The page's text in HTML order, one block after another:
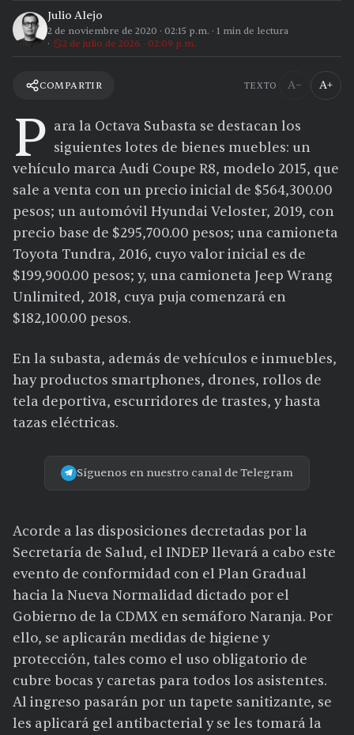
Julio Alejo
2 de noviembre de 2020 · 02:15 p.m. · 1 min de lectura
2 de julio de 2026 · 02:09 p.m.
COMPARTIR TEXTO A− A+
P ara la Octava Subasta se destacan los
siguientes lotes de bienes muebles: un
vehículo marca Audi Coupe R8, modelo 2015, que
sale a venta con un precio inicial de $564,300.00
pesos; un automóvil Hyundai Veloster, 2019, con
precio base de $295,700.00 pesos; una camioneta
Toyota Tundra, 2016, cuyo valor inicial es de
$199,900.00 pesos; y, una camioneta Jeep Wrang
Unlimited, 2018, cuya puja comenzará en
$182,100.00 pesos.
En la subasta, además de vehículos e inmuebles,
hay productos smartphones, drones, rollos de
tela deportiva, escurridores de trastes, y hasta
tazas eléctricas.
Síguenos en nuestro canal de Telegram
Acorde a las disposiciones decretadas por la
Secretaría de Salud, el INDEP llevará a cabo este
evento de conformidad con el Plan Gradual
hacia la Nueva Normalidad dictado por el
Gobierno de la CDMX en semáforo Naranja. Por
ello, se aplicarán medidas de higiene y
protección, tales como el uso obligatorio de
cubre bocas y caretas para todos los asistentes.
Al ingreso pasarán por un tapete sanitizante, se
les aplicará gel antibacterial y se les tomará la